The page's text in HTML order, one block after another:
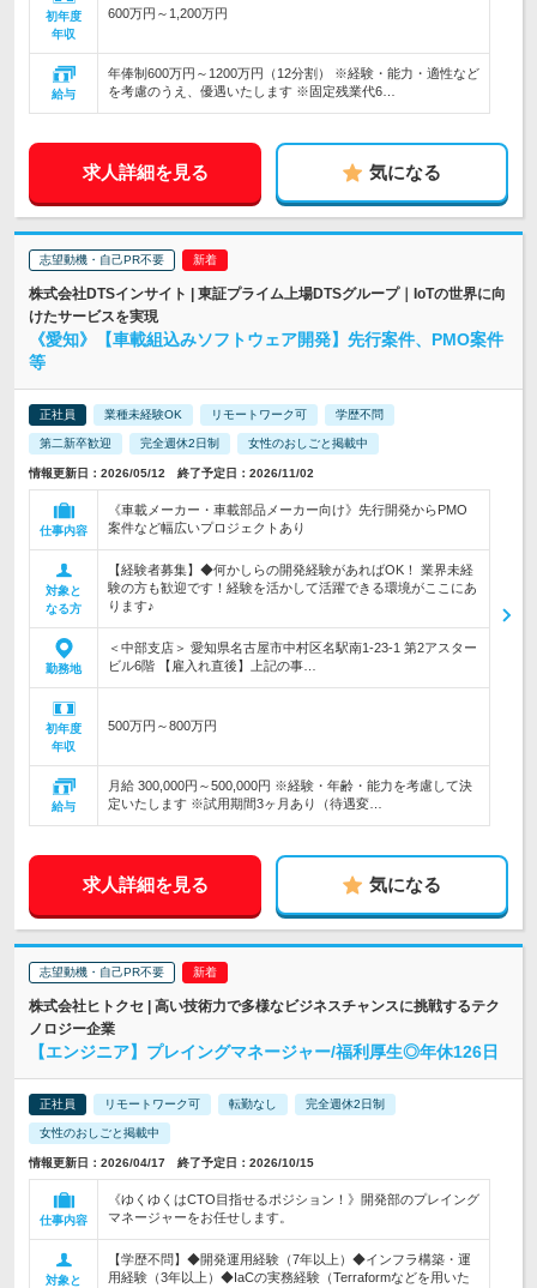
初年度
年収
600万円～1,200万円
給与
年俸制600万円～1200万円（12分割） ※経験・能力・適性など
を考慮のうえ、優遇いたします ※固定残業代6…
求人詳細を見る 気になる
志望動機・自己PR不要
株式会社DTSインサイト | 東証プライム上場DTSグループ｜IoTの世界に向
けたサービスを実現
《愛知》【車載組込みソフトウェア開発】先行案件、PMO案件
等
正社員 業種未経験OK リモートワーク可 学歴不問
第二新卒歓迎 完全週休2日制 女性のおしごと掲載中
情報更新日：2026/05/12 終了予定日：2026/11/02
仕事内容
《車載メーカー・車載部品メーカー向け》先行開発からPMO
案件など幅広いプロジェクトあり
対象と
なる方
【経験者募集】◆何かしらの開発経験があればOK！ 業界未経
験の方も歓迎です！経験を活かして活躍できる環境がここにあ
ります♪
勤務地
＜中部支店＞ 愛知県名古屋市中村区名駅南1-23-1 第2アスター
ビル6階 【雇入れ直後】上記の事…
初年度
年収
500万円～800万円
給与
月給 300,000円～500,000円 ※経験・年齢・能力を考慮して決
定いたします ※試用期間3ヶ月あり（待遇変…
求人詳細を見る 気になる
志望動機・自己PR不要
株式会社ヒトクセ | 高い技術力で多様なビジネスチャンスに挑戦するテク
ノロジー企業
【エンジニア】プレイングマネージャー/福利厚生◎年休126日
正社員 リモートワーク可 転勤なし 完全週休2日制
女性のおしごと掲載中
情報更新日：2026/04/17 終了予定日：2026/10/15
仕事内容
《ゆくゆくはCTO目指せるポジション！》開発部のプレイング
マネージャーをお任せします。
対象と
【学歴不問】◆開発運用経験（7年以上）◆インフラ構築・運
用経験（3年以上）◆IaCの実務経験（Terraformなどを用いた